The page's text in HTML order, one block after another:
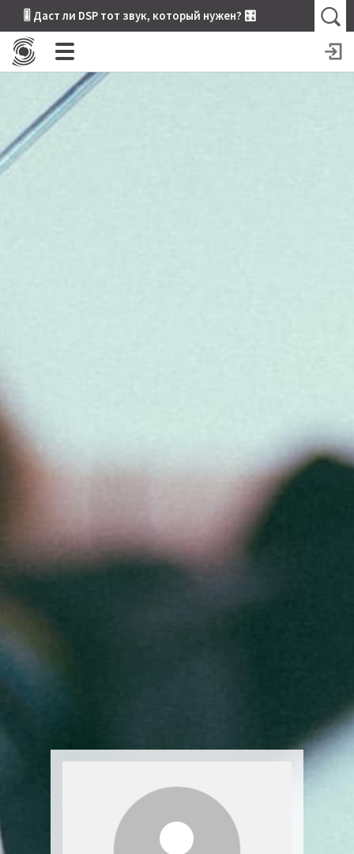
🎚 Даст ли DSP тот звук, который нужен? 🎛